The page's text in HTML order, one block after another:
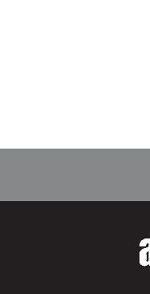
φωτοδίοδο
ανιχνευτής